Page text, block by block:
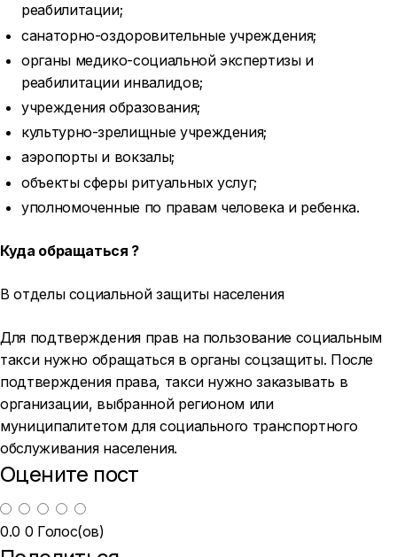
реабилитации;
санаторно-оздоровительные учреждения;
органы медико-социальной экспертизы и
реабилитации инвалидов;
учреждения образования;
культурно-зрелищные учреждения;
аэропорты и вокзалы;
объекты сферы ритуальных услуг;
уполномоченные по правам человека и ребенка.
Куда обращаться ?
В отделы социальной защиты населения
Для подтверждения прав на пользование социальным
такси нужно обращаться в органы соцзащиты. После
подтверждения права, такси нужно заказывать в
организации, выбранной регионом или
муниципалитетом для социального транспортного
обслуживания населения.
Оцените пост
0.0 0 Голос(ов)